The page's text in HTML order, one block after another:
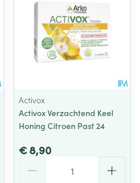
Activox
Activox Verzachtend Keel
Honing Citroen Past 24
€ 8,90